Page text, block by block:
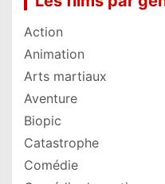
Action
Animation
Arts martiaux
Aventure
Biopic
Catastrophe
Comédie